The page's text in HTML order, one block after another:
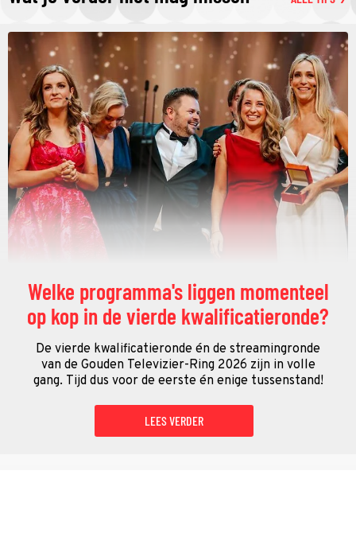
Welke programma's liggen momenteel
op kop in de vierde kwalificatieronde?
De vierde kwalificatieronde én de streamingronde
van de Gouden Televizier-Ring 2026 zijn in volle
gang. Tijd dus voor de eerste én enige tussenstand!
LEES VERDER